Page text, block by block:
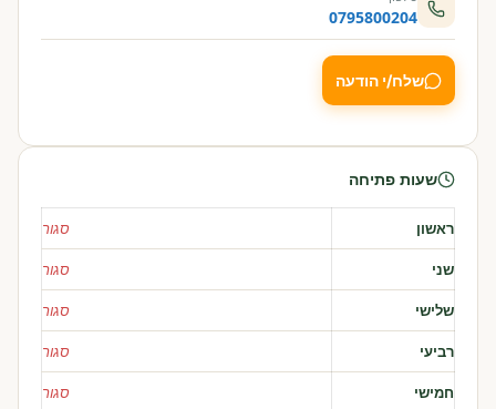
0795800204
שלח/י הודעה
שעות פתיחה
ראשון סגור
שני סגור
שלישי סגור
רביעי סגור
חמישי סגור